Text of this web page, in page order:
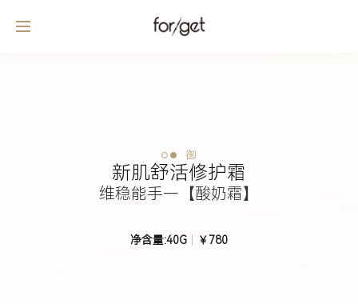
御
新肌舒活修护霜
维稳能手—【酸奶霜】
净含量:40G ￥780